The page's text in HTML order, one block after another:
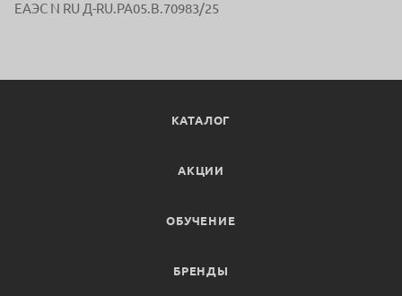
ЕАЭС N RU Д-RU.РА05.В.70983/25
КАТАЛОГ
АКЦИИ
ОБУЧЕНИЕ
БРЕНДЫ